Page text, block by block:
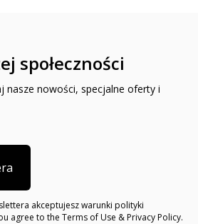
społeczności
nasze nowości, specjalne oferty i
akceptujesz warunki polityki
agree to the Terms of Use & Privacy Policy.